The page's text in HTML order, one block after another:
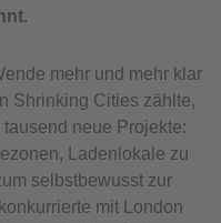
mehr und mehr klar
Shrinking Cities zählte,
neue Projekte:
Ladenlokale zu
selbstbewusst zur
mit London